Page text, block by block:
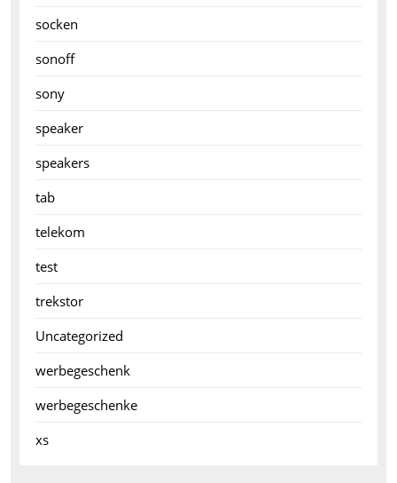
socken
sonoff
sony
speaker
speakers
tab
telekom
test
trekstor
Uncategorized
werbegeschenk
werbegeschenke
xs